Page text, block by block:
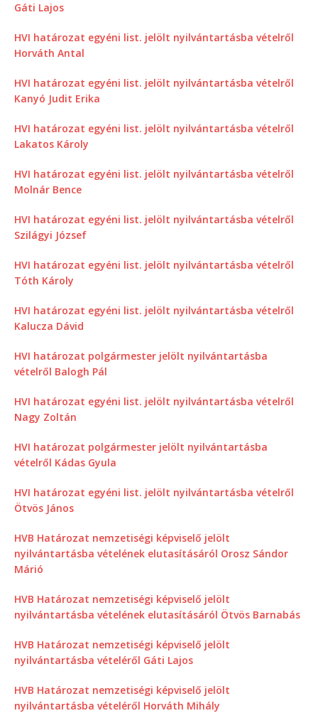
Gáti Lajos
HVI határozat egyéni list. jelölt nyilvántartásba vételről
Horváth Antal
HVI határozat egyéni list. jelölt nyilvántartásba vételről
Kanyó Judit Erika
HVI határozat egyéni list. jelölt nyilvántartásba vételről
Lakatos Károly
HVI határozat egyéni list. jelölt nyilvántartásba vételről
Molnár Bence
HVI határozat egyéni list. jelölt nyilvántartásba vételről
Szilágyi József
HVI határozat egyéni list. jelölt nyilvántartásba vételről
Tóth Károly
HVI határozat egyéni list. jelölt nyilvántartásba vételről
Kalucza Dávid
HVI határozat polgármester jelölt nyilvántartásba
vételről Balogh Pál
HVI határozat egyéni list. jelölt nyilvántartásba vételről
Nagy Zoltán
HVI határozat polgármester jelölt nyilvántartásba
vételről Kádas Gyula
HVI határozat egyéni list. jelölt nyilvántartásba vételről
Ötvös János
HVB Határozat nemzetiségi képviselő jelölt
nyilvántartásba vételének elutasításáról Orosz Sándor
Márió
HVB Határozat nemzetiségi képviselő jelölt
nyilvántartásba vételének elutasításáról Ötvös Barnabás
HVB Határozat nemzetiségi képviselő jelölt
nyilvántartásba vételéről Gáti Lajos
HVB Határozat nemzetiségi képviselő jelölt
nyilvántartásba vételéről Horváth Mihály